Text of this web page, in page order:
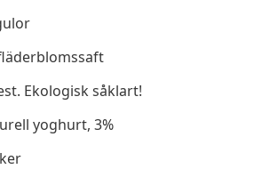
Ekologisk såklart!
yoghurt, 3%